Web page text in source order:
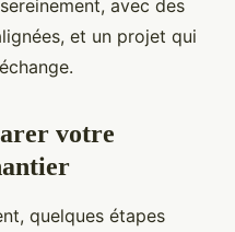
avec des
et un projet qui
votre
quelques étapes